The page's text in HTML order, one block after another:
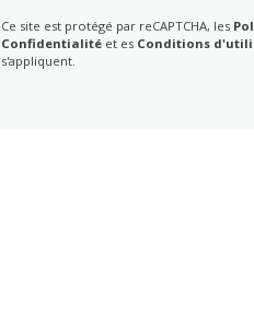
Ce site est protégé par reCAPTCHA, les
Confidentialitéet es Conditions
s'appliquent.